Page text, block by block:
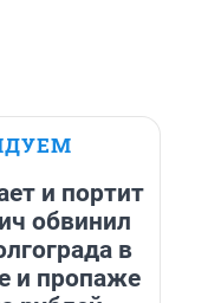
и портит
обвинил
в
и пропаже